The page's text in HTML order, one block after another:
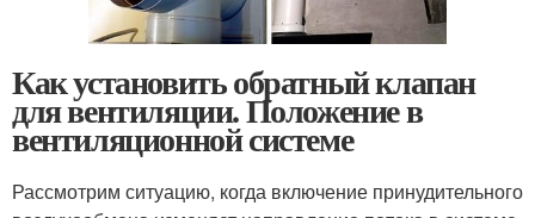
Как установить обратный клапан
для вентиляции. Положение в
вентиляционной системе
Рассмотрим ситуацию, когда включение принудительного